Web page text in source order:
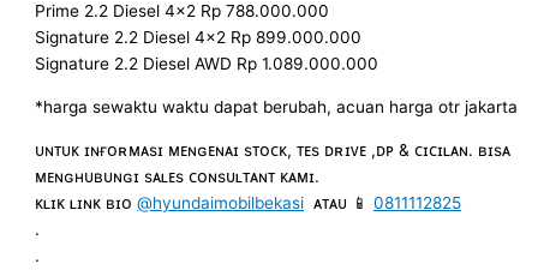
Prime 2.2 Diesel 4×2 Rp 788.000.000
Signature 2.2 Diesel 4×2 Rp 899.000.000
Signature 2.2 Diesel AWD Rp 1.089.000.000
*harga sewaktu waktu dapat berubah, acuan harga otr jakarta
ᴜɴᴛᴜᴋ ɪɴғᴏʀᴍᴀsɪ ᴍᴇɴɢᴇɴᴀɪ sᴛᴏᴄᴋ, ᴛᴇs ᴅʀɪᴠᴇ ,ᴅᴘ & ᴄɪᴄɪʟᴀɴ. ʙɪsᴀ
ᴍᴇɴɢʜᴜʙᴜɴɢɪ sᴀʟᴇs ᴄᴏɴsᴜʟᴛᴀɴᴛ ᴋᴀᴍɪ.
ᴋʟɪᴋ ʟɪɴᴋ ʙɪᴏ@hyundaimobilbekasi ᴀᴛᴀᴜ 📱0811112825
.
.